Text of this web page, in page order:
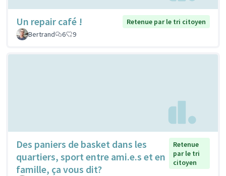
Un repair café !
Retenue par le tri citoyen
Bertrand
6 9
Des paniers de basket dans les
quartiers, sport entre ami.e.s et en
famille, ça vous dit?
Retenue
par le tri
citoyen